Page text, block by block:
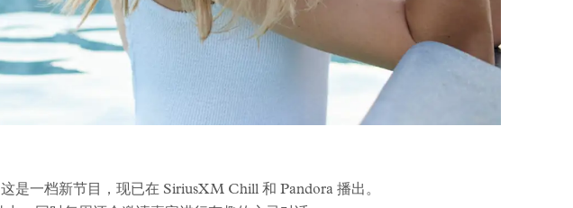
一档新节目，现已在 SiriusXM Chill 和 Pandora 播出。